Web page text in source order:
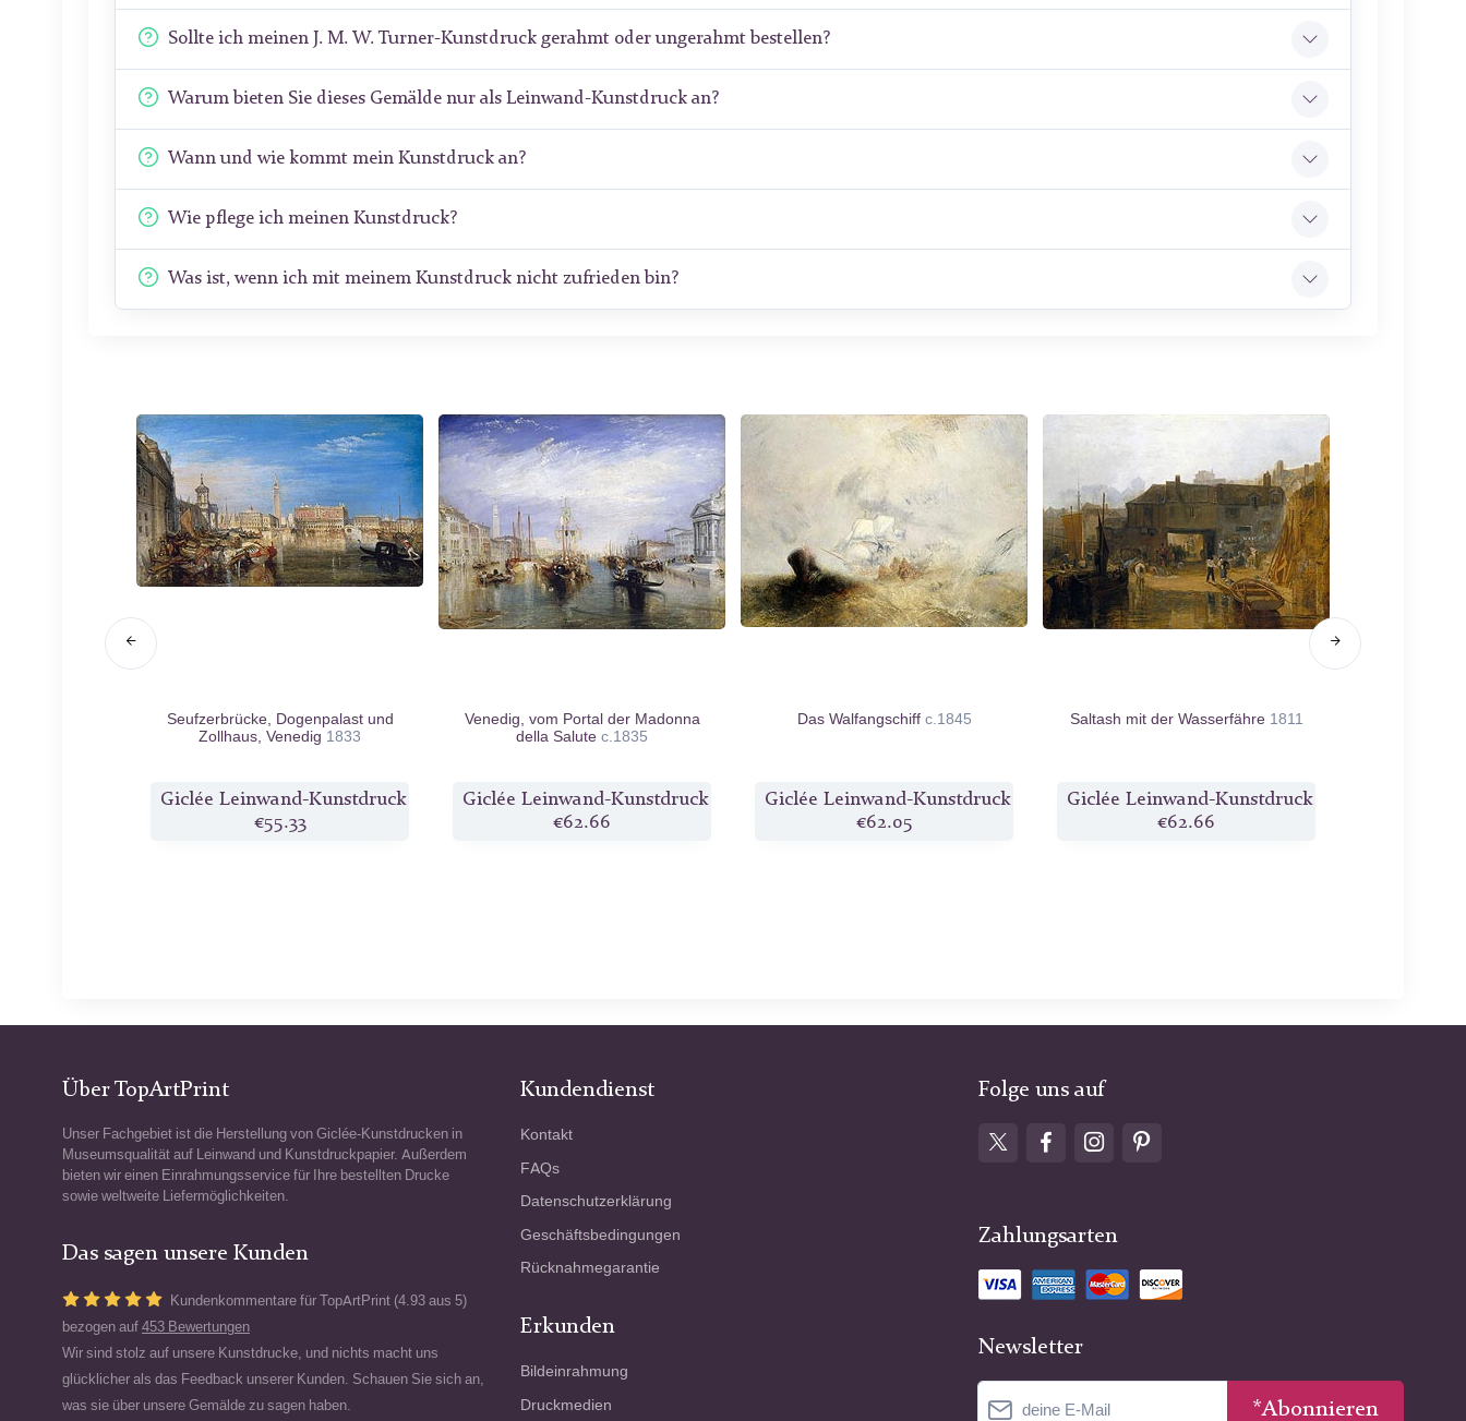
Sollte ich meinen J. M. W. Turner-Kunstdruck gerahmt oder ungerahmt bestellen?
Warum bieten Sie dieses Gemälde nur als Leinwand-Kunstdruck an?
Wann und wie kommt mein Kunstdruck an?
Wie pflege ich meinen Kunstdruck?
Was ist, wenn ich mit meinem Kunstdruck nicht zufrieden bin?
Seufzerbrücke, Dogenpalast und
Zollhaus, Venedig 1833
Giclée Leinwand-Kunstdruck
€55.33
Venedig, vom Portal der Madonna
della Salute c.1835
Giclée Leinwand-Kunstdruck
€62.66
Das Walfangschiff c.1845
Giclée Leinwand-Kunstdruck
€62.05
Saltash mit der Wasserfähre 1811
Giclée Leinwand-Kunstdruck
€62.66
Über TopArtPrint
Unser Fachgebiet ist die Herstellung von Giclée-Kunstdrucken in
Museumsqualität auf Leinwand und Kunstdruckpapier. Außerdem
bieten wir einen Einrahmungsservice für Ihre bestellten Drucke
sowie weltweite Liefermöglichkeiten.
Das sagen unsere Kunden
Kundenkommentare für TopArtPrint (4.93 aus 5)
bezogen auf 453 Bewertungen
Wir sind stolz auf unsere Kunstdrucke, und nichts macht uns
glücklicher als das Feedback unserer Kunden. Schauen Sie sich an,
was sie über unsere Gemälde zu sagen haben.
Kundendienst
Kontakt
FAQs
Datenschutzerklärung
Geschäftsbedingungen
Rücknahmegarantie
Erkunden
Bildeinrahmung
Druckmedien
Folge uns auf
Zahlungsarten
Newsletter
*Abonnieren